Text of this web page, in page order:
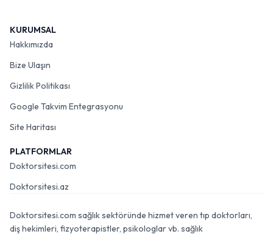
KURUMSAL
Hakkımızda
Bize Ulaşın
Gizlilik Politikası
Google Takvim Entegrasyonu
Site Haritası
PLATFORMLAR
Doktorsitesi.com
Doktorsitesi.az
Doktorsitesi.com sağlık sektöründe hizmet veren tıp doktorları,
diş hekimleri, fizyoterapistler, psikologlar vb. sağlık